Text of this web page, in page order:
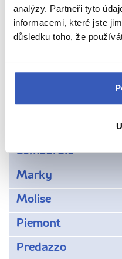
analýzy. Partneři tyto
informacemi, které jste
důsledku toho, že
Vatikánská muzea
Zahrady a parky v
Viterbo
Lombardie
Marky
Molise
Piemont
Predazzo